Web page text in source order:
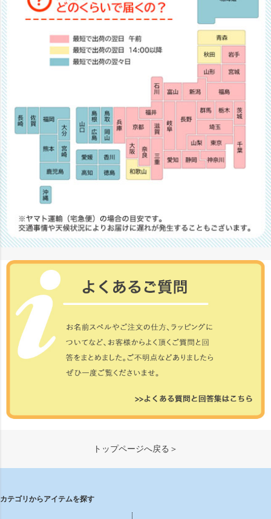
トップページへ戻る＞
カテゴリからアイテムを探す